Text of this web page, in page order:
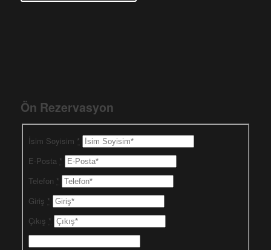
Ön Rezervasyon
İsim Soyisim *
E-Posta *
Telefon *
Giriş *
Çıkış *